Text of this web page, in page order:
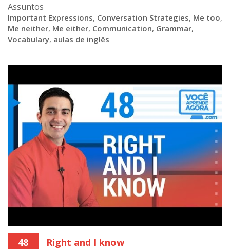
Assuntos
Important Expressions, Conversation Strategies, Me too,
Me neither, Me either, Communication, Grammar,
Vocabulary, aulas de inglês
48 Right and I know